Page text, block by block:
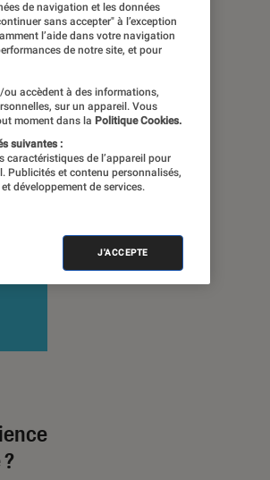
de navigation et les données
sans accepter" à l’exception
l’aide dans votre navigation
de notre site, et pour
accèdent à des informations,
sur un appareil. Vous
moment dans la Politique Cookies.
suivantes :
caractéristiques de l’appareil pour
Publicités et contenu personnalisés,
développement de services.
J'ACCEPTE